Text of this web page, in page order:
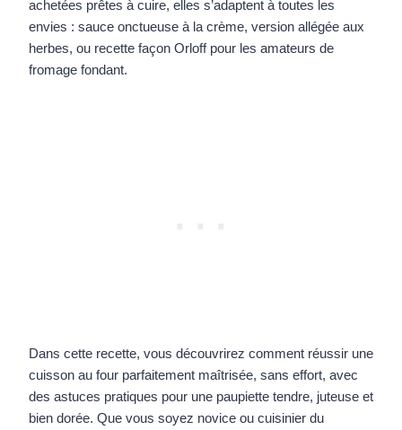
achetées prêtes à cuire, elles s’adaptent à toutes les
envies : sauce onctueuse à la crème, version allégée aux
herbes, ou recette façon Orloff pour les amateurs de
fromage fondant.
Dans cette recette, vous découvrirez comment réussir une
cuisson au four parfaitement maîtrisée, sans effort, avec
des astuces pratiques pour une paupiette tendre, juteuse et
bien dorée. Que vous soyez novice ou cuisinier du